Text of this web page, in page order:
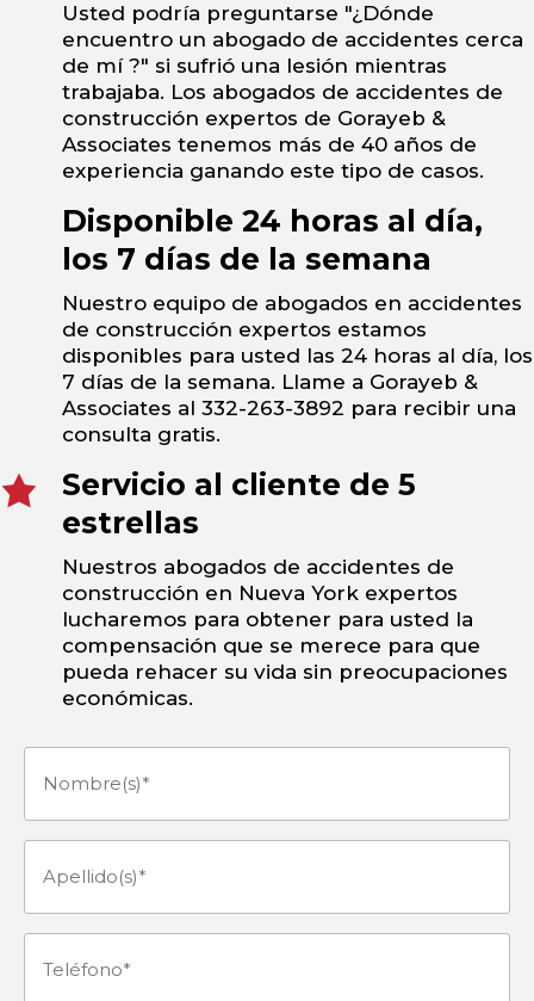
Usted podría preguntarse "¿Dónde
encuentro un abogado de accidentes cerca
de mí ?" si sufrió una lesión mientras
trabajaba. Los abogados de accidentes de
construcción expertos de Gorayeb &
Associates tenemos más de 40 años de
experiencia ganando este tipo de casos.
Disponible 24 horas al día,
los 7 días de la semana
Nuestro equipo de abogados en accidentes
de construcción expertos estamos
disponibles para usted las 24 horas al día, los
7 días de la semana. Llame a Gorayeb &
Associates al 332-263-3892 para recibir una
consulta gratis.
Servicio al cliente de 5
estrellas
Nuestros abogados de accidentes de
construcción en Nueva York expertos
lucharemos para obtener para usted la
compensación que se merece para que
pueda rehacer su vida sin preocupaciones
económicas.
Nombre(s)
Apellido(s)
Teléfono (Obligatorio)